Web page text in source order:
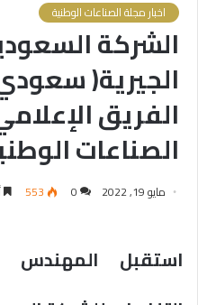
اخبار مجلة الصناعات الوطنية
الشركة
الجيرية(
الفريق
الصناعات
مايو 19, 2022 0
553
استقبل المهندس